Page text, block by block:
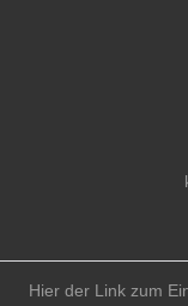
Hier der Link zum